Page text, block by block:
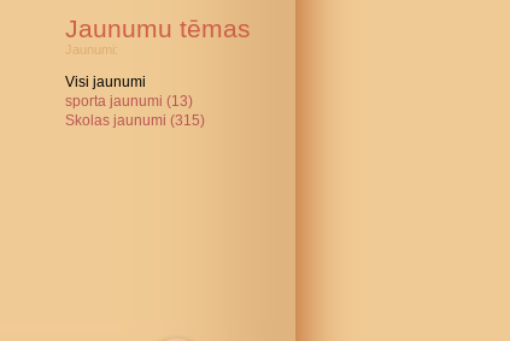
Jaunumu tēmas
Jaunumi:
Visi jaunumi
sporta jaunumi (13)
Skolas jaunumi (315)